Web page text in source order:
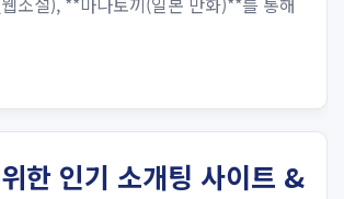
한 인기 소개팅 사이트 &